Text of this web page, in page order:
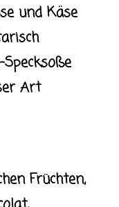
und Käse
Art
Früchten,